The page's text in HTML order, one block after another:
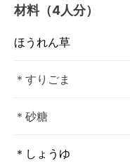
材料（4人分）
ほうれん草
＊すりごま
＊砂糖
＊しょうゆ